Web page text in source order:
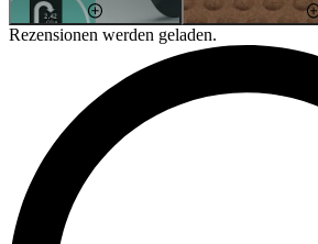
Rezensionen werden geladen.